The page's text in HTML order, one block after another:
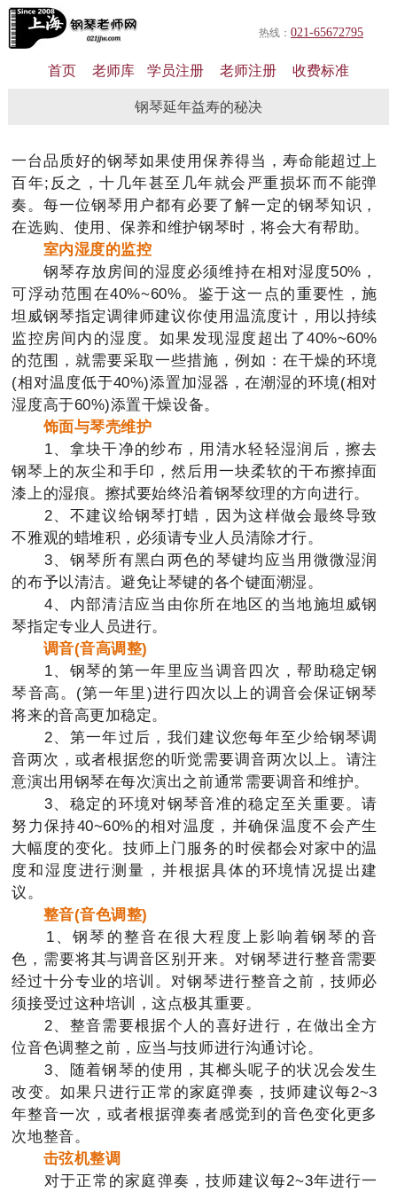
热线： 021-65672795
首页 老师库 学员注册 老师注册 收费标准
钢琴延年益寿的秘决
一台品质好的钢琴如果使用保养得当，寿命能超过上
百年;反之，十几年甚至几年就会严重损坏而不能弹
奏。每一位钢琴用户都有必要了解一定的钢琴知识，
在选购、使用、保养和维护钢琴时，将会大有帮助。
室内湿度的监控
钢琴存放房间的湿度必须维持在相对湿度50%，
可浮动范围在40%~60%。鉴于这一点的重要性，施
坦威钢琴指定调律师建议你使用温流度计，用以持续
监控房间内的湿度。如果发现湿度超出了40%~60%
的范围，就需要采取一些措施，例如：在干燥的环境
(相对温度低于40%)添置加湿器，在潮湿的环境(相对
湿度高于60%)添置干燥设备。
饰面与琴壳维护
1、拿块干净的纱布，用清水轻轻湿润后，擦去
钢琴上的灰尘和手印，然后用一块柔软的干布擦掉面
漆上的湿痕。擦拭要始终沿着钢琴纹理的方向进行。
2、不建议给钢琴打蜡，因为这样做会最终导致
不雅观的蜡堆积，必须请专业人员清除才行。
3、钢琴所有黑白两色的琴键均应当用微微湿润
的布予以清洁。避免让琴键的各个键面潮湿。
4、内部清洁应当由你所在地区的当地施坦威钢
琴指定专业人员进行。
调音(音高调整)
1、钢琴的第一年里应当调音四次，帮助稳定钢
琴音高。(第一年里)进行四次以上的调音会保证钢琴
将来的音高更加稳定。
2、第一年过后，我们建议您每年至少给钢琴调
音两次，或者根据您的听觉需要调音两次以上。请注
意演出用钢琴在每次演出之前通常需要调音和维护。
3、稳定的环境对钢琴音准的稳定至关重要。请
努力保持40~60%的相对温度，并确保温度不会产生
大幅度的变化。技师上门服务的时侯都会对家中的温
度和湿度进行测量，并根据具体的环境情况提出建
议。
整音(音色调整)
1、钢琴的整音在很大程度上影响着钢琴的音
色，需要将其与调音区别开来。对钢琴进行整音需要
经过十分专业的培训。对钢琴进行整音之前，技师必
须接受过这种培训，这点极其重要。
2、整音需要根据个人的喜好进行，在做出全方
位音色调整之前，应当与技师进行沟通讨论。
3、随着钢琴的使用，其榔头呢子的状况会发生
改变。如果只进行正常的家庭弹奏，技师建议每2~3
年整音一次，或者根据弹奏者感觉到的音色变化更多
次地整音。
击弦机整调
对于正常的家庭弹奏，技师建议每2~3年进行一